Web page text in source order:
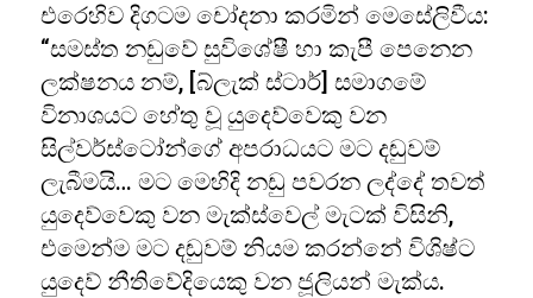
එරෙහිව දිගටම චෝදනා කරමින් මෙසේලිවීය:
“සමස්ත නඩුවේ සුවිශේෂී හා කැපී පෙනෙන
ලක්ෂනය නම්, [බ්ලැක් ස්ටාර්] සමාගමේ
විනාශයට හේතු වූ යුදෙව්වෙකු වන
සිල්වර්ස්ටෝන්ගේ අපරාධයට මට දඬුවම්
ලැබීමයි… මට මෙහිදි නඩු පවරන ලද්දේ තවත්
යුදෙව්වෙකු වන මැක්ස්වෙල් මැටක් විසිනි,
එමෙන්ම මට දඬුවම් නියම කරන්නේ විශිෂ්ට
යුදෙව් නීතිවේදියෙකු වන ජූලියන් මැක්ය.